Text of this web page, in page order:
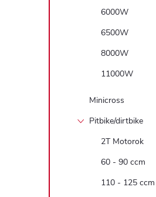
6000W
6500W
8000W
11000W
Minicross
Pitbike/dirtbike
2T Motorok
60 - 90 ccm
110 - 125 ccm